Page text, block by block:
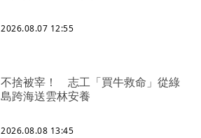
2026.08.07 12:55
不捨被宰！ 志工「買牛救命」從綠
島跨海送雲林安養
2026.08.08 13:45